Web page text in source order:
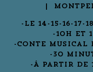
-Le 14-15-16-
-10h et
-Conte musical
-30
-À partir de